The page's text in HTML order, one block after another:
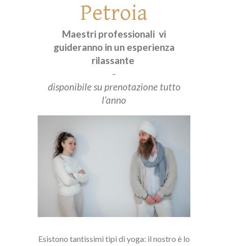
Petroia
Maestri professionali vi
guideranno in un esperienza
rilassante
–
disponibile su prenotazione tutto
l’anno
Esistono tantissimi tipi di yoga: il nostro è lo